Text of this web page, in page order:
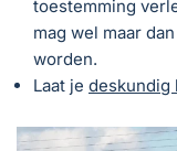
toestemming
mag wel maar
worden.
Laat je deskundig